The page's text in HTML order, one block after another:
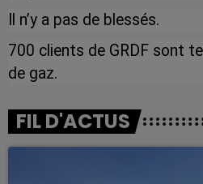
Il n’y a pas de blessés.
700 clients de GRDF sont
de gaz.
FIL D'ACTUS